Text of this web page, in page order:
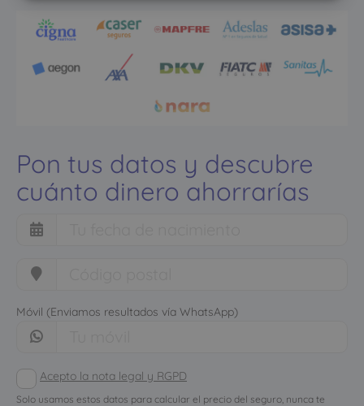
Pon tus datos y descubre
cuánto dinero ahorrarías
Móvil (Enviamos resultados vía WhatsApp)
Acepto la nota legal y RGPD
Solo usamos estos datos para calcular el precio del seguro, nunca te